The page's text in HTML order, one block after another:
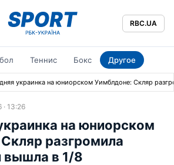
RBC.UA
Теннис Бокс Другое
украинка на юниорском Уимблдоне: Скляр
13:26
на юниорском
разгромила
вышла в 1/8